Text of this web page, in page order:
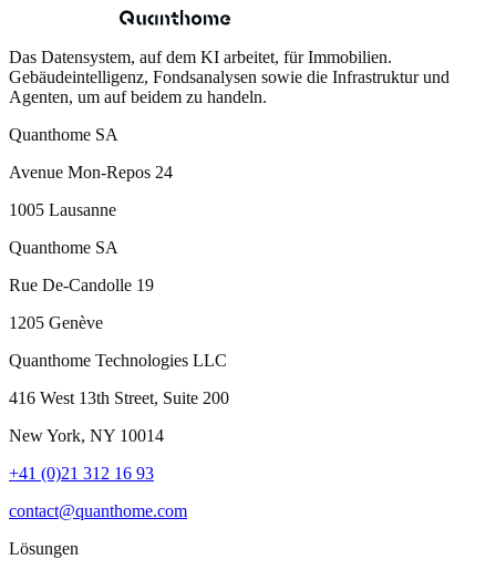
Das Datensystem, auf dem KI arbeitet, für Immobilien.
Gebäudeintelligenz, Fondsanalysen sowie die Infrastruktur und
Agenten, um auf beidem zu handeln.
Quanthome SA
Avenue Mon-Repos 24
1005 Lausanne
Quanthome SA
Rue De-Candolle 19
1205 Genève
Quanthome Technologies LLC
416 West 13th Street, Suite 200
New York, NY 10014
+41 (0)21 312 16 93
contact@quanthome.com
Lösungen